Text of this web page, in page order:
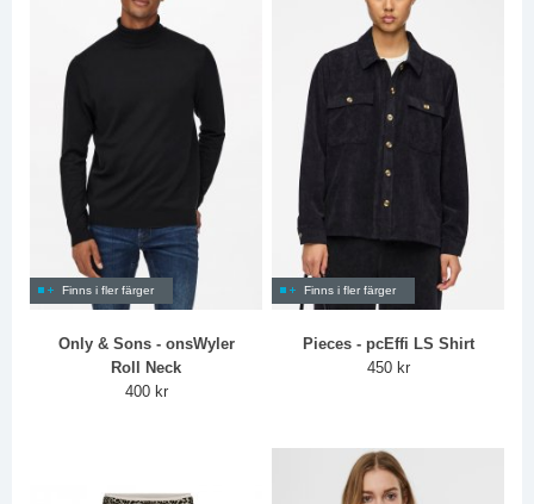
Finns i fler färger
Only & Sons - onsWyler
Roll Neck
400 kr
Finns i fler färger
Pieces - pcEffi LS Shirt
450 kr